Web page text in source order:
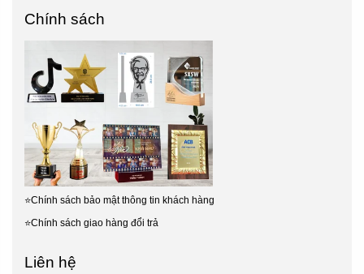
Chính sách
⭐Chính sách bảo mật thông tin khách hàng
⭐Chính sách giao hàng đổi trả
Liên hệ